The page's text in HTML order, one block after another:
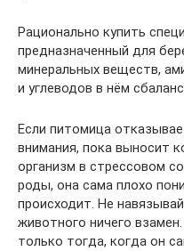
Рационально купить
предназначенный для
минеральных веществ,
и углеводов в нём
Если питомица
внимания, пока выносит
организм в стрессовом
роды, она сама плохо
происходит. Не
животного ничего
только тогда, когда он